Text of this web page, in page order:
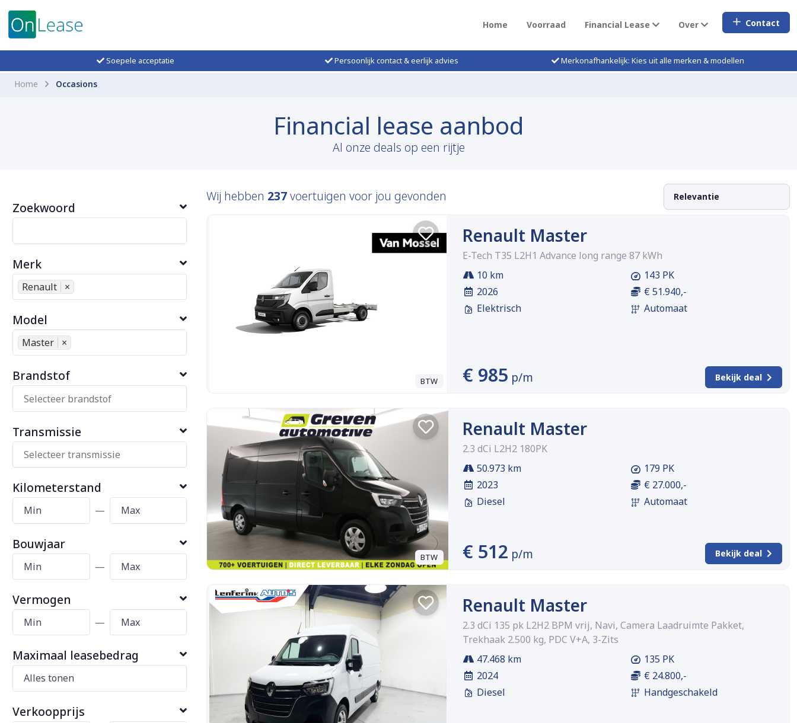
Home Voorraad Financial Lease Over Contact
Soepele acceptatie Persoonlijk contact & eerlijk advies Merkonafhankelijk: Kies uit alle merken & modellen
Home Occasions
Financial lease aanbod
Al onze deals op een rijtje
Zoekwoord
Merk
Renault ×
Model
Master ×
Brandstof
Transmissie
Kilometerstand
—
Bouwjaar
—
Vermogen
—
Maximaal leasebedrag
Verkoopprijs
Wij hebben 237voertuigen voor jou gevonden
BTW
Renault Master
E-Tech T35 L2H1 Advance long range 87 kWh
10 km
2026
Elektrisch
143 PK
€ 51.940,-
Automaat
€ 985 p/m Bekijk deal
BTW
Renault Master
2.3 dCi L2H2 180PK
50.973 km
2023
Diesel
179 PK
€ 27.000,-
Automaat
€ 512 p/m Bekijk deal
Renault Master
2.3 dCi 135 pk L2H2 BPM vrij, Navi, Camera Laadruimte Pakket,
Trekhaak 2.500 kg, PDC V+A, 3-Zits
47.468 km
2024
Diesel
135 PK
€ 24.800,-
Handgeschakeld